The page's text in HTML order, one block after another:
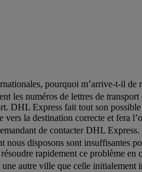
pourquoi m’arrive-t-il
les numéros de lettres de
DHL Express fait tout son
la destination correcte et fera
de contacter DHL
disposons sont insuffisantes
rapidement ce problème en
autre ville que celle initialement